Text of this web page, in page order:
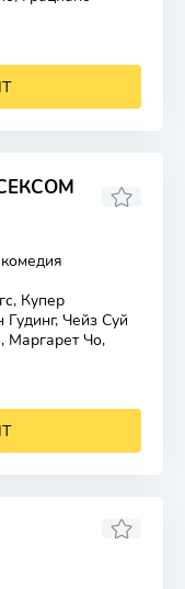
Купер
Чейз Суй
Маргарет Чо,